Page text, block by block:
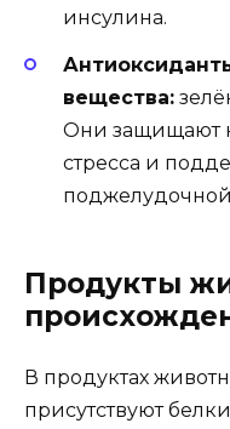
инсулина.
вещества:
Они защищают
стресса и
Продукты
В продуктах
присутствуют